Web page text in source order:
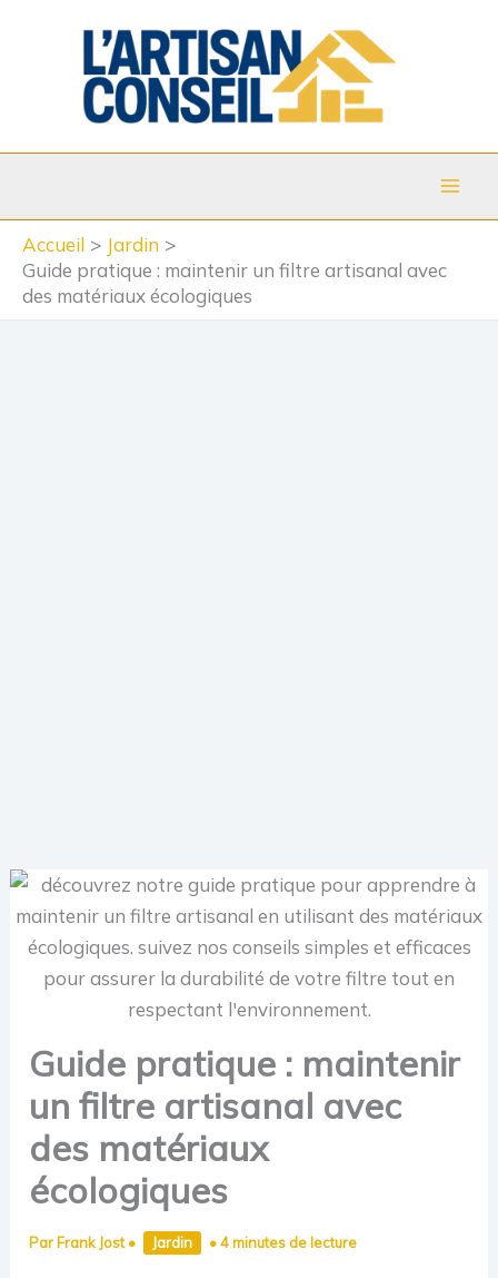
Accueil
Jardin
Guide pratique : maintenir un filtre artisanal avec
des matériaux écologiques
Guide pratique : maintenir
un filtre artisanal avec
des matériaux
écologiques
Par Frank Jost• Jardin •4 minutes de lecture